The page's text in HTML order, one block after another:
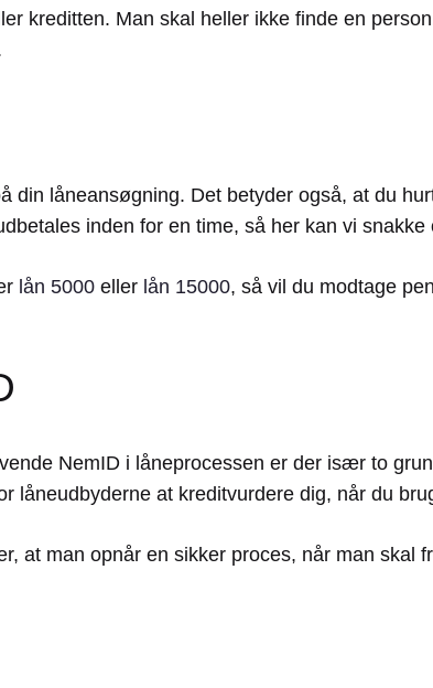
kreditten. Man skal heller ikke finde en
din låneansøgning. Det betyder også, at du
inden for en time, så her kan vi snakke
lån 5000 eller lån 15000, så vil du modtage
NemID i låneprocessen er der især to
låneudbyderne at kreditvurdere dig, når du
at man opnår en sikker proces, når man skal